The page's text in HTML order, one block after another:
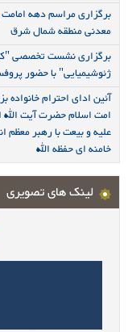
برگزاری مراسم دهه
معدنی منطقه شمال شرق
برگزاری نشست تخصصی
ژئوشیمیایی" با حضور
آئین ادای احترام
امت اسلام حضرت آیت
علیه و بیعت با رهبر
خامنه ای حفظه الله
لینک های تصویری